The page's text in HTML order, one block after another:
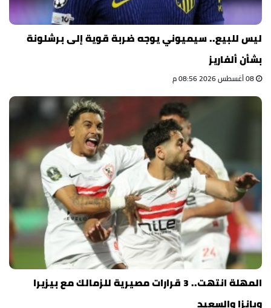
ليس للبيع.. سيميوني يوجه ضربة قوية إلى برشلونة
بشأن ألفاريز
المهلة انتهت.. 3 قرارات مصيرية للزمالك مع بيزيرا
وبانزا والسعيد